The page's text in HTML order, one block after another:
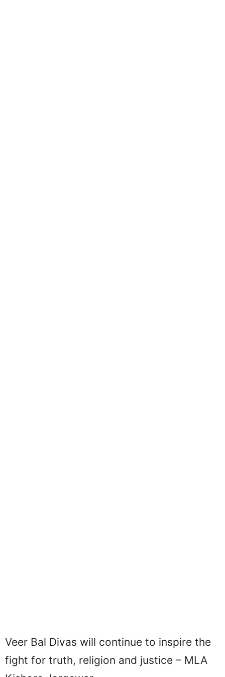
Veer Bal Divas will continue to inspire the
fight for truth, religion and justice – MLA